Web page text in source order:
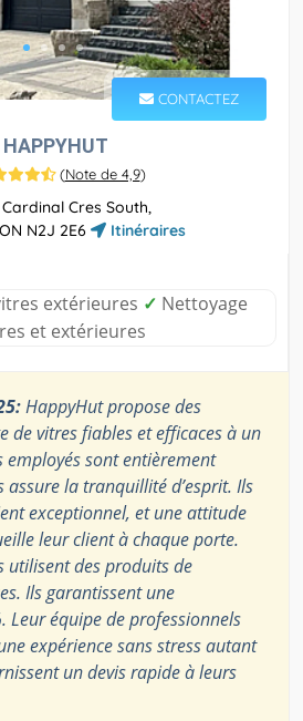
CONTACTEZ
HAPPYHUT
(Note de 4,9)
Cardinal Cres South,
N2J 2E6
Itinéraires
extérieures ✓ Nettoyage
et extérieures
HappyHut propose des
de vitres fiables et efficaces à un
sont entièrement
assure la tranquillité d’esprit. Ils
exceptionnel, et une attitude
leur client à chaque porte.
utilisent des produits de
Ils garantissent une
Leur équipe de professionnels
expérience sans stress autant
un devis rapide à leurs